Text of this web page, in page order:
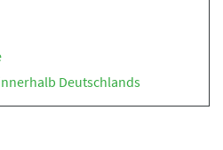
Deutschlands